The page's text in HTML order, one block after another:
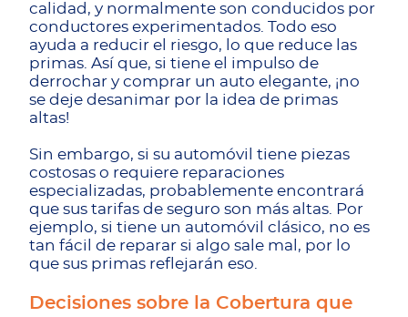
calidad, y normalmente son conducidos por
conductores experimentados. Todo eso
ayuda a reducir el riesgo, lo que reduce las
primas. Así que, si tiene el impulso de
derrochar y comprar un auto elegante, ¡no
se deje desanimar por la idea de primas
altas!
Sin embargo, si su automóvil tiene piezas
costosas o requiere reparaciones
especializadas, probablemente encontrará
que sus tarifas de seguro son más altas. Por
ejemplo, si tiene un automóvil clásico, no es
tan fácil de reparar si algo sale mal, por lo
que sus primas reflejarán eso.
Decisiones sobre la Cobertura que